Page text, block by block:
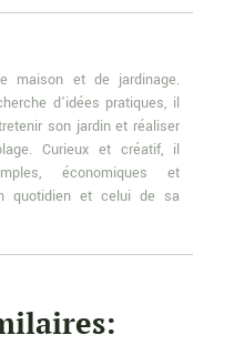
maison et de jardinage.
d’idées pratiques, il
son jardin et réaliser
Curieux et créatif, il
économiques et
quotidien et celui de sa